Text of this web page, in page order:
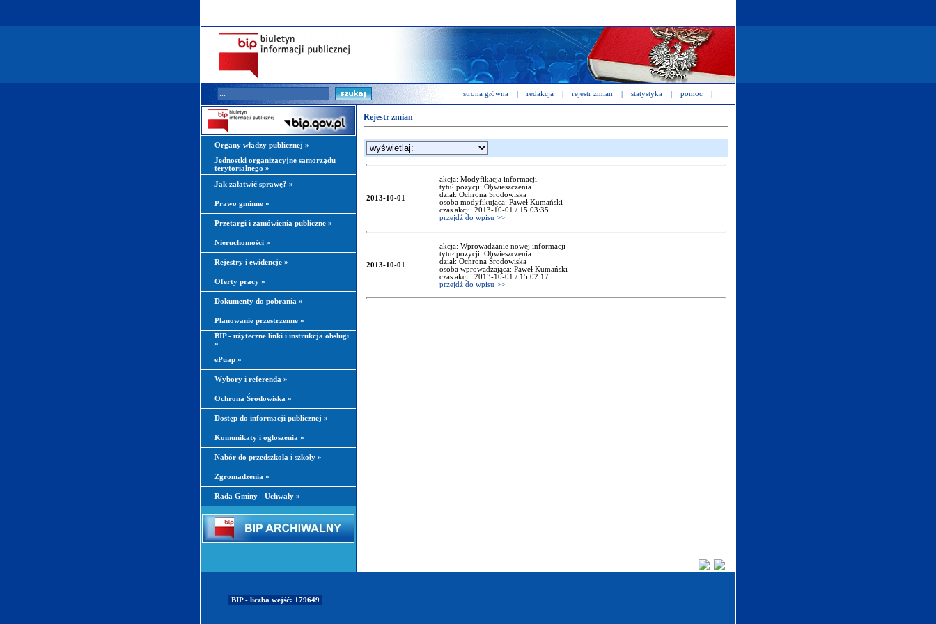
strona główna redakcja rejestr zmian statystyka pomoc
Organy władzy publicznej »
Jednostki organizacyjne samorządu
terytorialnego »
Jak załatwić sprawę? »
Prawo gminne »
Przetargi i zamówienia publiczne »
Nieruchomości »
Rejestry i ewidencje »
Oferty pracy »
Dokumenty do pobrania »
Planowanie przestrzenne »
BIP - użyteczne linki i instrukcja obsługi
»
ePuap »
Wybory i referenda »
Ochrona Środowiska »
Dostęp do informacji publicznej »
Komunikaty i ogłoszenia »
Nabór do przedszkola i szkoły »
Zgromadzenia »
Rada Gminy - Uchwały »
Rejestr zmian
2013-10-01
akcja: Modyfikacja informacji
tytuł pozycji: Obwieszczenia
dział: Ochrona Środowiska
osoba modyfikująca: Paweł Kumański
czas akcji: 2013-10-01 / 15:03:35
przejdź do wpisu >>
2013-10-01
akcja: Wprowadzanie nowej informacji
tytuł pozycji: Obwieszczenia
dział: Ochrona Środowiska
osoba wprowadzająca: Paweł Kumański
czas akcji: 2013-10-01 / 15:02:17
przejdź do wpisu >>
BIP - liczba wejść: 179649